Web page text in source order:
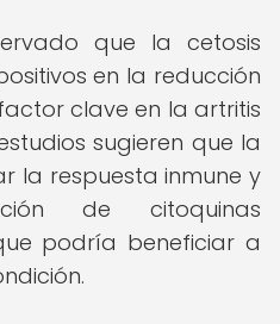
que la cetosis
en la reducción
clave en la artritis
sugieren que la
la respuesta inmune y
de citoquinas
podría beneficiar a